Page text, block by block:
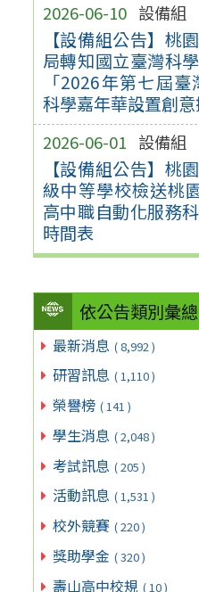
2026-06-10 設備組
【設備組公告】桃
局轉知國立臺灣科
「2026年第七屆臺
科學嘉年華設置創
2026-06-01 設備組
【設備組公告】桃
級中等學校檢送桃
高中職自動化服務
時間表
依公告類別彙總
最新消息 ( 8,992 )
研習訊息 ( 1,110 )
榮譽榜 ( 141 )
學生消息 ( 2,048 )
考試訊息 ( 205 )
活動訊息 ( 1,531 )
校外競賽 ( 220 )
獎助學金 ( 320 )
壽山高中校規 ( 10 )